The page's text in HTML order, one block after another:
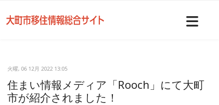
火曜, 06 12月 2022 13:05
住まい情報メディア「Rooch」にて大町
市が紹介されました！